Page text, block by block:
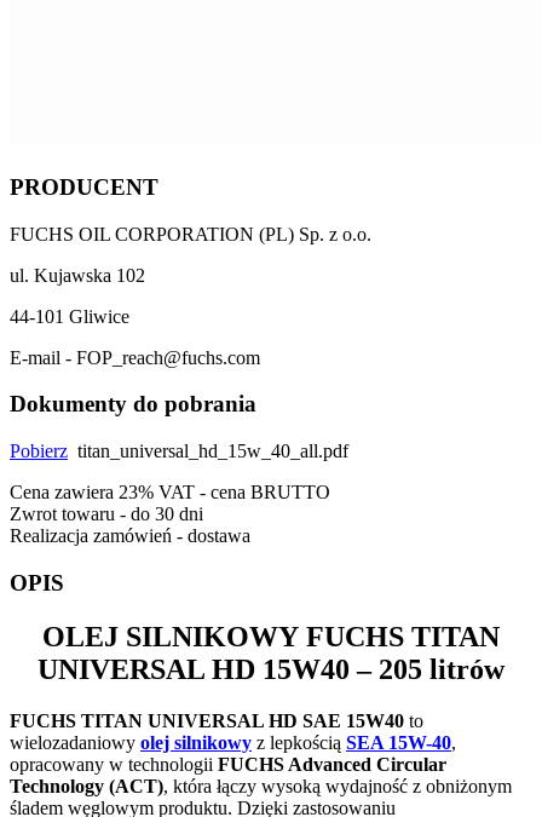
PRODUCENT
FUCHS OIL CORPORATION (PL) Sp. z o.o.
ul. Kujawska 102
44-101 Gliwice
E-mail - FOP_reach@fuchs.com
Dokumenty do pobrania
Pobierz titan_universal_hd_15w_40_all.pdf
Cena zawiera 23% VAT - cena BRUTTO
Zwrot towaru - do 30 dni
Realizacja zamówień - dostawa
OPIS
OLEJ SILNIKOWY FUCHS TITAN
UNIVERSAL HD 15W40 – 205 litrów
FUCHS TITAN UNIVERSAL HD SAE 15W40 to
wielozadaniowy olej silnikowy z lepkością SEA 15W-40,
opracowany w technologii FUCHS Advanced Circular
Technology (ACT), która łączy wysoką wydajność z obniżonym
śladem węglowym produktu. Dzięki zastosowaniu